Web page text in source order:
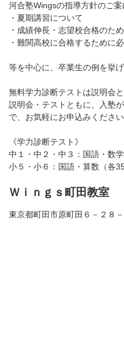
河合塾Wingsの指導方針のご
・夏期講習について
・成績伸長・志望校合格のた
・難関高校に合格するために
等を中心に、卒業生の例を挙
無料学力診断テストは説明会
説明会・テストともに、入塾
で、お気軽にお申込みください
《学力診断テスト》
中１・中２・中３：国語・数
小５・小６：国語・算数（各35
Ｗｉｎｇｓ町田教室
東京都町田市原町田６－２８